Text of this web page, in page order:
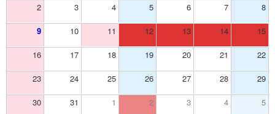
2 3 4 5 6 7 8
9 10 11 12 13 14 15
16 17 18 19 20 21 22
23 24 25 26 27 28 29
30 31 1 2 3 4 5